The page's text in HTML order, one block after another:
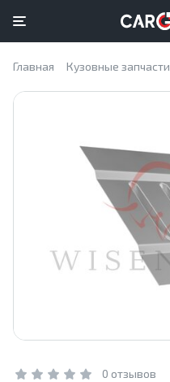
Главная Кузовные запчасти
0 отзывов